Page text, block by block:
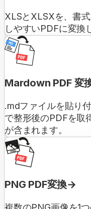
XLSとXLSXを、書
しやすいPDFに変換
Mardown PDF 変
.mdファイルを貼り
で整形後のPDFを取
が含まれます。
PNG PDF変換